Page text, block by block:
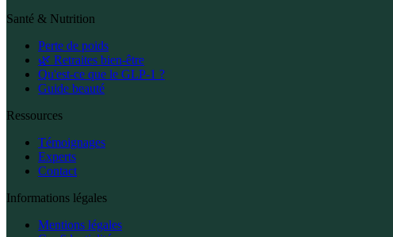
Santé & Nutrition
Perte de poids
🌿 Retraites bien-être
Qu'est-ce que le GLP-1 ?
Guide beauté
Ressources
Témoignages
Experts
Contact
Informations légales
Mentions légales